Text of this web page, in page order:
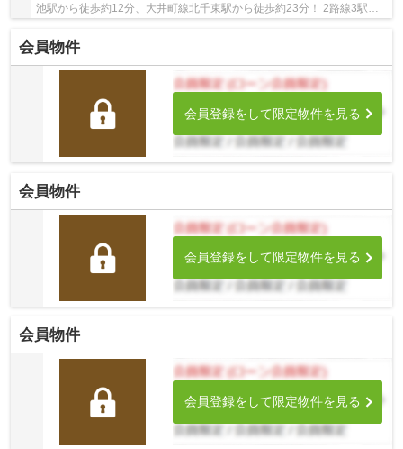
池駅から徒歩約12分、大井町線北千束駅から徒歩約23分！ 2路線3駅利
用可能な大変便利な立地に位置した物件です。 ...
会員物件
会員登録をして限定物件を見る
会員物件
会員登録をして限定物件を見る
会員物件
会員登録をして限定物件を見る